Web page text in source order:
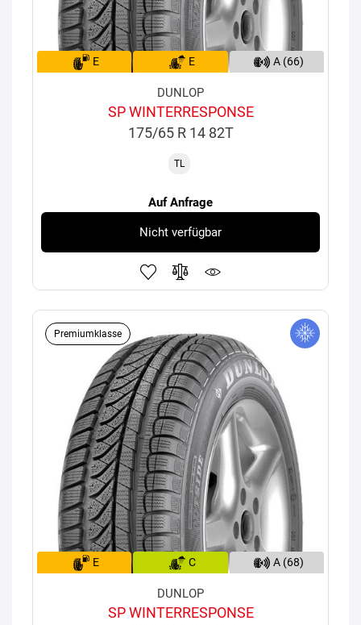
E E A (66)
DUNLOP
SP WINTERRESPONSE
175/65 R 14 82T
TL
Auf Anfrage
Nicht verfügbar
Premiumklasse
E C A (68)
DUNLOP
SP WINTERRESPONSE